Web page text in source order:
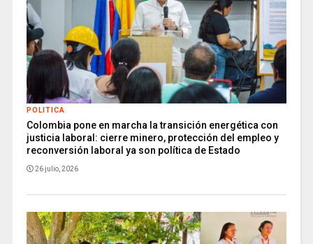
POLITICA
Colombia pone en marcha la transición energética con
justicia laboral: cierre minero, protección del empleo y
reconversión laboral ya son política de Estado
26 julio, 2026